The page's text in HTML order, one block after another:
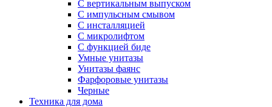
С вертикальным выпуском
С импульсным смывом
С инсталляцией
С микролифтом
С функцией биде
Умные унитазы
Унитазы фаянс
Фарфоровые унитазы
Черные
Техника для дома